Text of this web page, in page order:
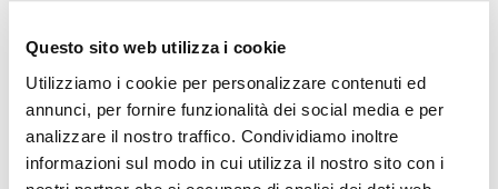
Questo sito web utilizza i cookie
Utilizziamo i cookie per personalizzare contenuti ed
annunci, per fornire funzionalità dei social media e per
analizzare il nostro traffico. Condividiamo inoltre
informazioni sul modo in cui utilizza il nostro sito con i